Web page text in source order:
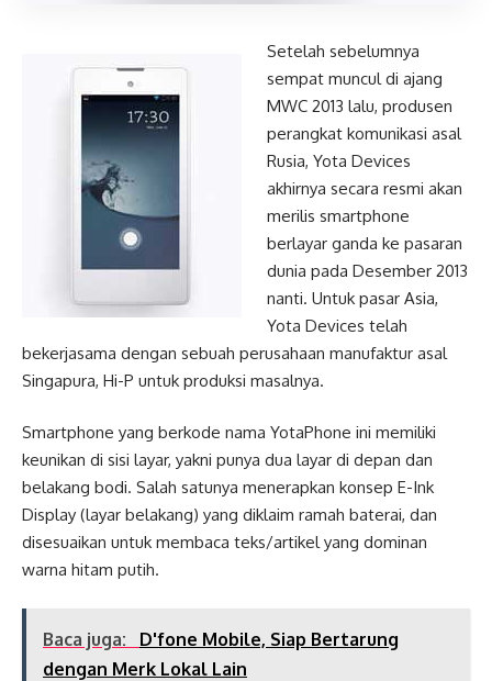
Setelah sebelumnya
sempat muncul di ajang
MWC 2013 lalu, produsen
perangkat komunikasi asal
Rusia, Yota Devices
akhirnya secara resmi akan
merilis smartphone
berlayar ganda ke pasaran
dunia pada Desember 2013
nanti. Untuk pasar Asia,
Yota Devices telah
bekerjasama dengan sebuah perusahaan manufaktur asal
Singapura, Hi-P untuk produksi masalnya.
Smartphone yang berkode nama YotaPhone ini memiliki
keunikan di sisi layar, yakni punya dua layar di depan dan
belakang bodi. Salah satunya menerapkan konsep E-Ink
Display (layar belakang) yang diklaim ramah baterai, dan
disesuaikan untuk membaca teks/artikel yang dominan
warna hitam putih.
Baca juga:
D'fone Mobile, Siap Bertarung
dengan Merk Lokal Lain